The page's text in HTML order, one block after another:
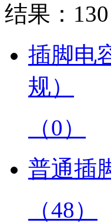
结果： 130
插脚电
规）
（0）
普通插
（48）